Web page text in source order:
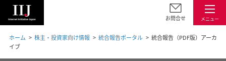
メニュー
お問合せ
ホーム 株主・投資家向け情報 統合報告ポータル
統合報告（PDF版）アーカ
イブ